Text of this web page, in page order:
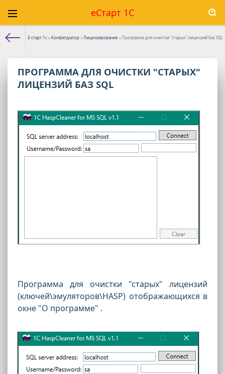
еСтарт 1С
Е-старт 1с»Конфигуратор» Лицензирование » Программа для очистки "старых" лицензий баз SQL
ПРОГРАММА ДЛЯ ОЧИСТКИ "СТАРЫХ"
ЛИЦЕНЗИЙ БАЗ SQL
Программа для очистки "старых" лицензий
(ключей\эмуляторов\HASP) отображающихся в
окне "О программе" .